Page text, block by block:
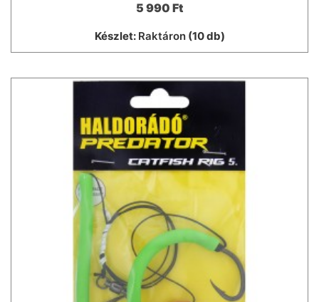
5 990 Ft
Készlet: Raktáron(10 db)